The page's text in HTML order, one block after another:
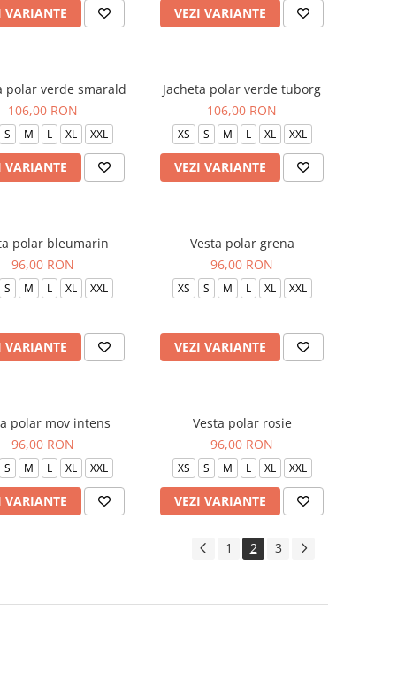
VARIANTE VEZI VARIANTE
polar verde smarald
106,00 RON
S M L XL XXL
VARIANTE
Jacheta polar verde tuborg
106,00 RON
XS S M L XL XXL
VEZI VARIANTE
polar bleumarin
96,00 RON
S M L XL XXL
VARIANTE
Vesta polar grena
96,00 RON
XS S M L XL XXL
VEZI VARIANTE
polar mov intens
96,00 RON
S M L XL XXL
VARIANTE
Vesta polar rosie
96,00 RON
XS S M L XL XXL
VEZI VARIANTE
1 2 3